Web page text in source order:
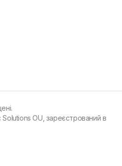
OU, зареєстрований в